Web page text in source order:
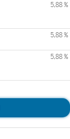
5,88 %
5,88 %
5,88 %